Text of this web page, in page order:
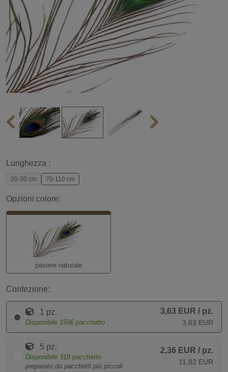
Lunghezza :
20-30 cm 70-110 cm
Opzioni colore:
pavone naturale
Confezione:
1 pz.
Disponibile 1596 pacchetto
3,63 EUR / pz.
3,63 EUR
5 pz.
Disponibile 319 pacchetto
preparato da pacchetti più piccoli
2,36 EUR / pz.
11,82 EUR